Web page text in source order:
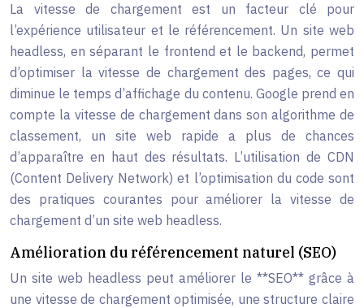
La vitesse de chargement est un facteur clé pour
l’expérience utilisateur et le référencement. Un site web
headless, en séparant le frontend et le backend, permet
d’optimiser la vitesse de chargement des pages, ce qui
diminue le temps d’affichage du contenu. Google prend en
compte la vitesse de chargement dans son algorithme de
classement, un site web rapide a plus de chances
d’apparaître en haut des résultats. L’utilisation de CDN
(Content Delivery Network) et l’optimisation du code sont
des pratiques courantes pour améliorer la vitesse de
chargement d’un site web headless.
Amélioration du référencement naturel (SEO)
Un site web headless peut améliorer le **SEO** grâce à
une vitesse de chargement optimisée, une structure claire